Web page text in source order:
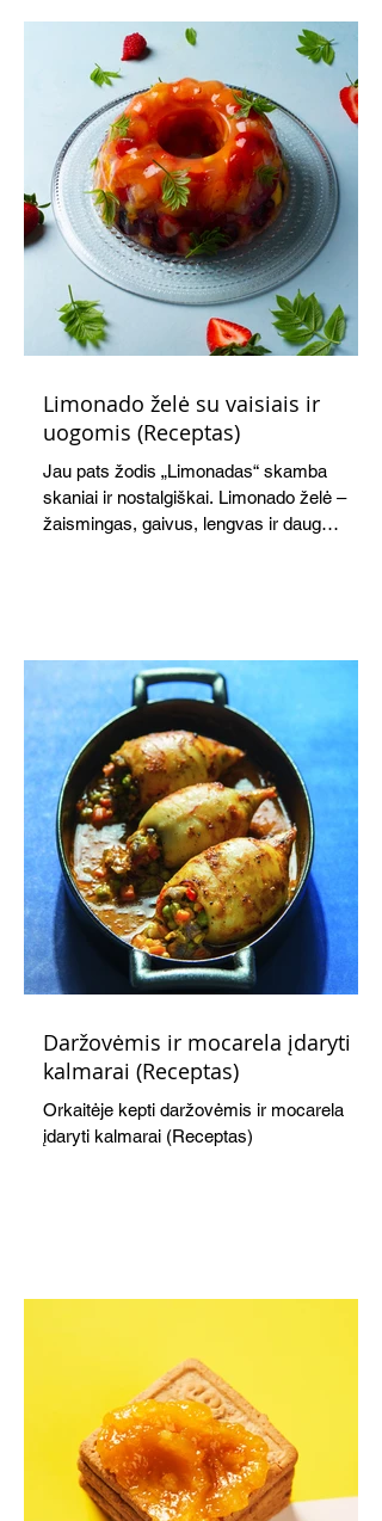
Limonado želė su vaisiais ir
uogomis (Receptas)
Jau pats žodis „Limonadas“ skamba
skaniai ir nostalgiškai. Limonado želė –
žaismingas, gaivus, lengvas ir daug
Daržovėmis ir mocarela įdaryti
kalmarai (Receptas)
Orkaitėje kepti daržovėmis ir mocarela
įdaryti kalmarai (Receptas)